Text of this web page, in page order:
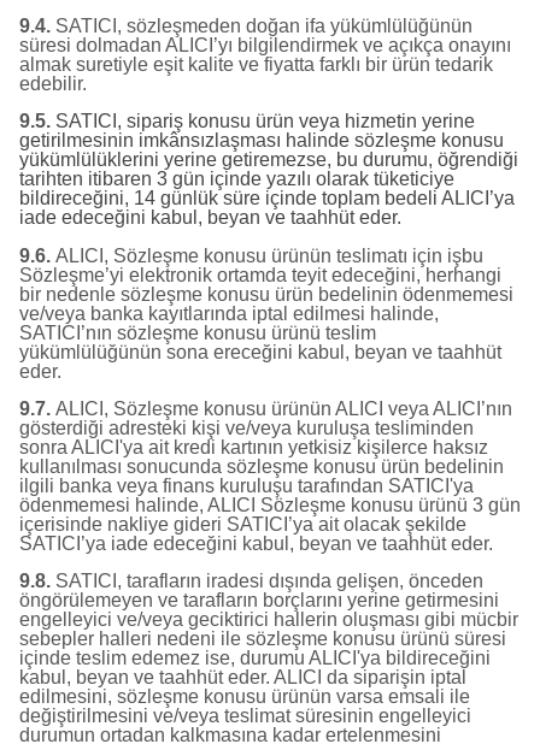
9.4. SATICI, sözleşmeden doğan ifa yükümlülüğünün
süresi dolmadan ALICI’yı bilgilendirmek ve açıkça onayını
almak suretiyle eşit kalite ve fiyatta farklı bir ürün tedarik
edebilir.
9.5. SATICI, sipariş konusu ürün veya hizmetin yerine
getirilmesinin imkânsızlaşması halinde sözleşme konusu
yükümlülüklerini yerine getiremezse, bu durumu, öğrendiği
tarihten itibaren 3 gün içinde yazılı olarak tüketiciye
bildireceğini, 14 günlük süre içinde toplam bedeli ALICI’ya
iade edeceğini kabul, beyan ve taahhüt eder.
9.6. ALICI, Sözleşme konusu ürünün teslimatı için işbu
Sözleşme’yi elektronik ortamda teyit edeceğini, herhangi
bir nedenle sözleşme konusu ürün bedelinin ödenmemesi
ve/veya banka kayıtlarında iptal edilmesi halinde,
SATICI’nın sözleşme konusu ürünü teslim
yükümlülüğünün sona ereceğini kabul, beyan ve taahhüt
eder.
9.7. ALICI, Sözleşme konusu ürünün ALICI veya ALICI’nın
gösterdiği adresteki kişi ve/veya kuruluşa tesliminden
sonra ALICI'ya ait kredi kartının yetkisiz kişilerce haksız
kullanılması sonucunda sözleşme konusu ürün bedelinin
ilgili banka veya finans kuruluşu tarafından SATICI'ya
ödenmemesi halinde, ALICI Sözleşme konusu ürünü 3 gün
içerisinde nakliye gideri SATICI’ya ait olacak şekilde
SATICI’ya iade edeceğini kabul, beyan ve taahhüt eder.
9.8. SATICI, tarafların iradesi dışında gelişen, önceden
öngörülemeyen ve tarafların borçlarını yerine getirmesini
engelleyici ve/veya geciktirici hallerin oluşması gibi mücbir
sebepler halleri nedeni ile sözleşme konusu ürünü süresi
içinde teslim edemez ise, durumu ALICI'ya bildireceğini
kabul, beyan ve taahhüt eder. ALICI da siparişin iptal
edilmesini, sözleşme konusu ürünün varsa emsali ile
değiştirilmesini ve/veya teslimat süresinin engelleyici
durumun ortadan kalkmasına kadar ertelenmesini